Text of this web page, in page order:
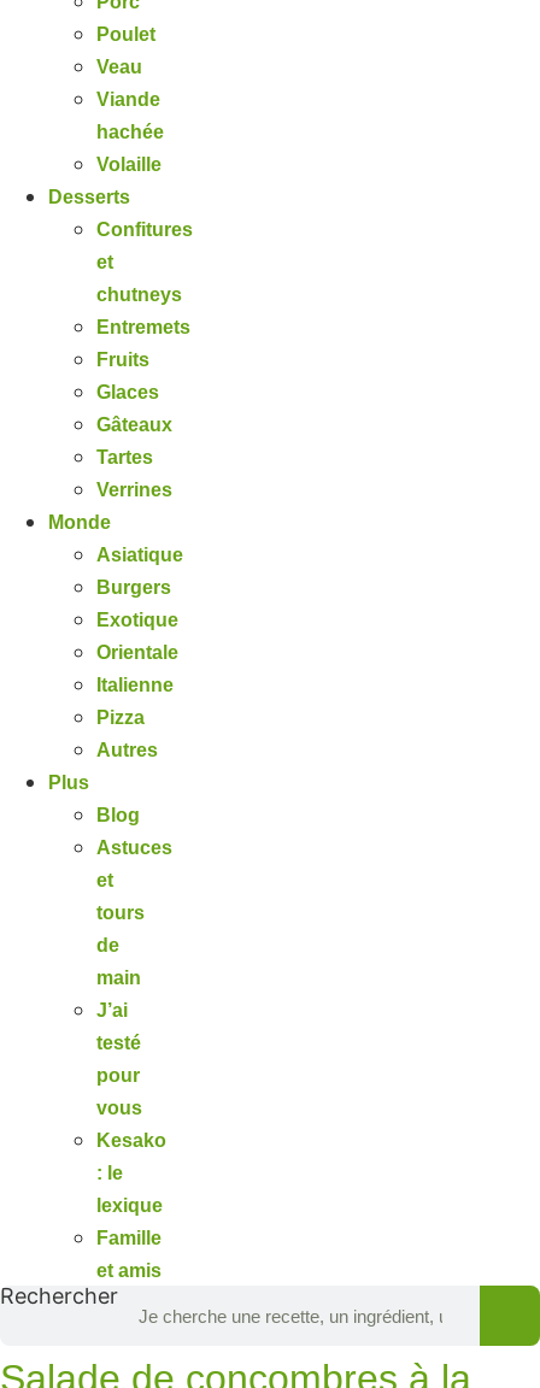
Poulet
Veau
Viande
hachée
Volaille
Desserts
Confitures
et
chutneys
Entremets
Fruits
Glaces
Gâteaux
Tartes
Verrines
Monde
Asiatique
Burgers
Exotique
Orientale
Italienne
Pizza
Autres
Plus
Blog
Astuces
et
tours
de
main
J’ai
testé
pour
vous
Kesako
: le
lexique
Famille
et amis
Rechercher
Salade de concombres à la